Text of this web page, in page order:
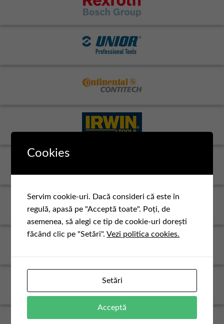
Cookies
Servim cookie-uri. Dacă consideri că este în
regulă, apasă pe "Acceptă toate". Poți, de
asemenea, să alegi ce tip de cookie-uri dorești
făcând clic pe "Setări".Vezi politica cookies.
Setări
Acceptă